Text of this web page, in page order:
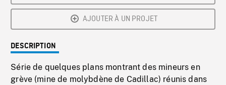
AJOUTER À UN PROJET
DESCRIPTION
Série de quelques plans montrant des mineurs en
grève (mine de molybdène de Cadillac) réunis dans